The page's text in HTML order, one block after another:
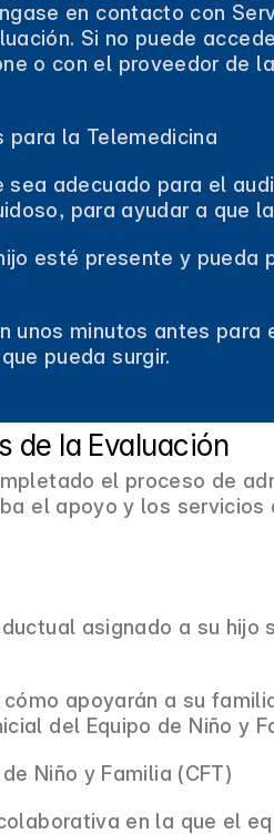
en contacto con
Si no puede
o con el proveedor de
para la Telemedicina
sea adecuado para el
para ayudar a que
esté presente y pueda
unos minutos antes
pueda surgir.
de la Evaluación
el proceso de
el apoyo y los
asignado a su
apoyarán a su
del Equipo de Niño y
Niño y Familia (CFT)
en la que el